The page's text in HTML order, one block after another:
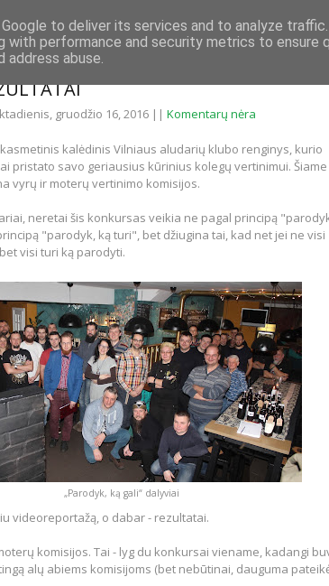
KLUBO KONKURSO „PARODYK
gruodžio 16, 2016 || Komentarų nėra
kasmetinis kalėdinis Vilniaus aludarių klubo renginys, kurio
pristato savo geriausius kūrinius kolegų vertinimui. Šiame
vyrų ir moterų vertinimo komisijos.
neretai šis konkursas veikia ne pagal principą
"parodyk, ką turi", bet džiugina tai, kad net jei ne visi
visi turi ką parodyti.
„Parodyk, ką gali“ dalyviai
videoreportažą, o dabar - rezultatai.
komisijos. Tai - lyg du konkursai viename, kadangi
alų abiems komisijoms (bet nebūtinai, dauguma
to deliver its services and to analyze
with performance and security metrics to ensure
abuse.